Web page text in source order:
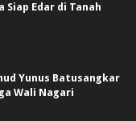
Siap Edar di Tanah
Yunus Batusangkar
Wali Nagari